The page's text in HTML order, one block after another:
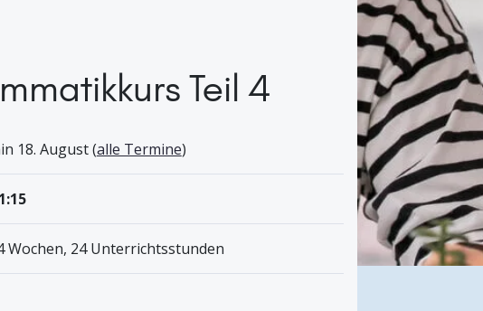
Teil 4
18. August (alle Termine)
Wochen, 24 Unterrichtsstunden